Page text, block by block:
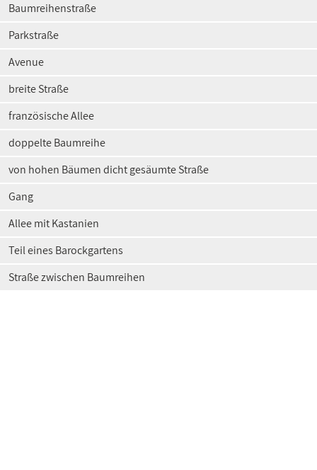
Baumreihenstraße
Parkstraße
Avenue
breite Straße
französische Allee
doppelte Baumreihe
von hohen Bäumen dicht gesäumte Straße
Gang
Allee mit Kastanien
Teil eines Barockgartens
Straße zwischen Baumreihen